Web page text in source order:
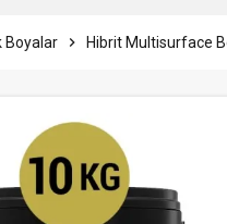
Boyalar chevron_right Hibrit Multisurface